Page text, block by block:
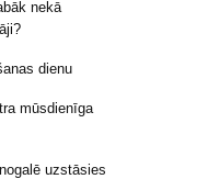
nekā
dienu
mūsdienīga
uzstāsies